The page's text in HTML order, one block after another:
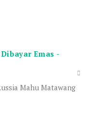
Emas -
Mahu Matawang